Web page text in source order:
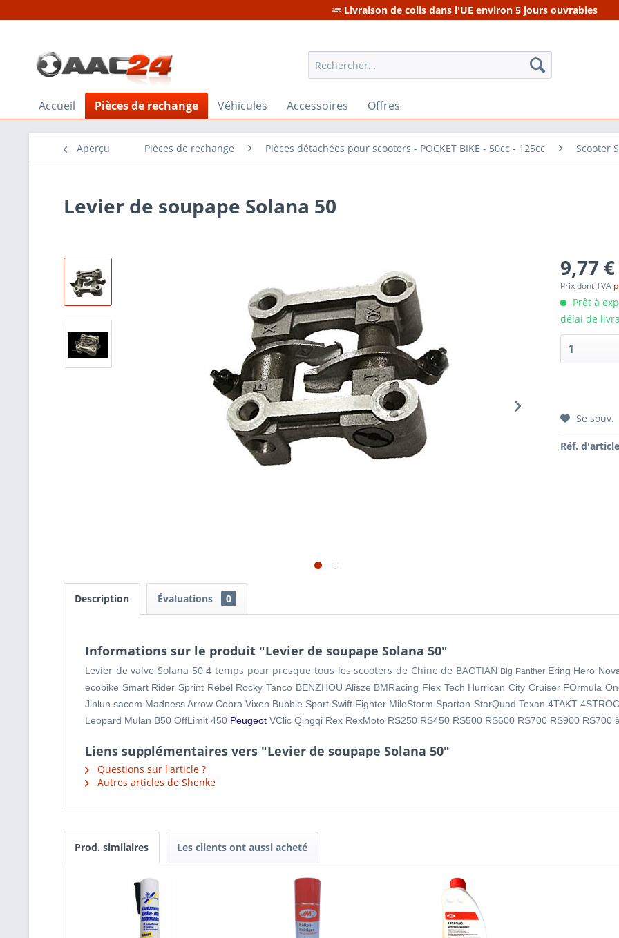
Livraison de colis dans l'UE environ 5 jours ouvrables
Accueil Pièces de rechange Véhicules Accessoires Offres
Aperçu Pièces de rechange Pièces détachées pour scooters - POCKET BIKE - 50cc - 125cc Scooter
Levier de soupape Solana 50
9,77
Prix dont TVA
Prêt à
délai de
Se souv.
Réf.
Description Évaluations 0
Informations sur le produit "Levier de soupape Solana 50"
Levier de valve Solana 50 4 temps pour presque tous les scooters de Chine de BAOTIAN Big Panther Ering Hero
ecobike Smart Rider Sprint Rebel Rocky Tanco BENZHOU Alisze BMRacing Flex Tech Hurrican City Cruiser FOrmula
Jinlun sacom Madness Arrow Cobra Vixen Bubble Sport Swift Fighter MileStorm Spartan StarQuad Texan 4TAKT
Leopard Mulan B50 OffLimit 450 Peugeot VClic Qingqi Rex RexMoto RS250 RS450 RS500 RS600 RS700 RS900 RS700
Liens supplémentaires vers "Levier de soupape Solana 50"
Questions sur l'article ?
Autres articles de Shenke
Prod. similaires Les clients ont aussi acheté